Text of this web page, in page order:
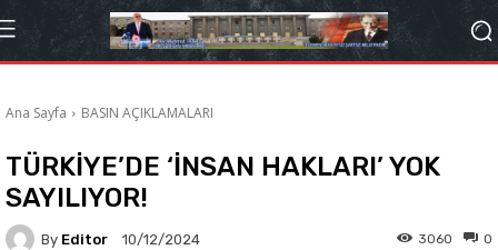
Ana Sayfa BASIN AÇIKLAMALARI
TÜRKİYE’DE ‘İNSAN HAKLARI’ YOK
SAYILIYOR!
By Editor 10/12/2024 0
3060